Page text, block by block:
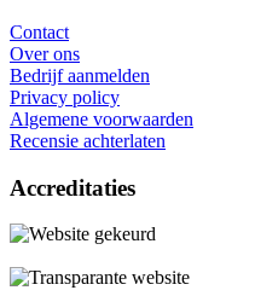
Contact
Over ons
Bedrijf aanmelden
Privacy policy
Algemene voorwaarden
Recensie achterlaten
Accreditaties